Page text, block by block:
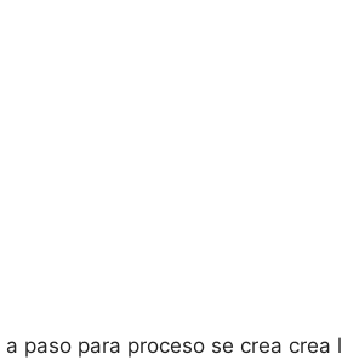
paso para proceso se crea crea